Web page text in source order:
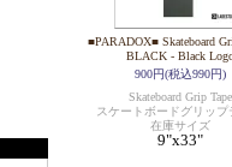
■PARADOX■ Skateboard
BLACK - Black
900円(税込990円)
Skateboard Grip Tape
スケートボードグリップ
在庫サイズ
9"x33"